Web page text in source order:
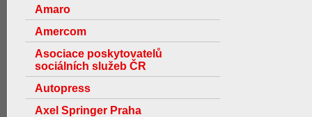
Amaro
Amercom
Asociace poskytovatelů
sociálních služeb ČR
Autopress
Axel Springer Praha